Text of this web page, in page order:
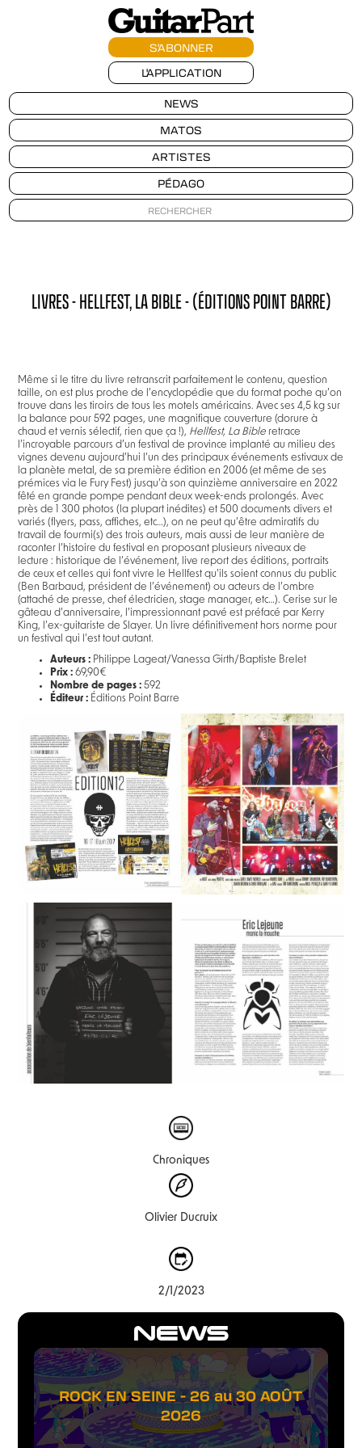
S'ABONNER
L'APPLICATION
NEWS
MATOS
ARTISTES
PÉDAGO
NEWS
ROCK EN SEINE - 26 au 30 AOÛT
2026
LIVRES - HELLFEST, LA BIBLE - (ÉDITIONS POINT BARRE)
Même si le titre du livre retranscrit parfaitement le contenu, question
taille, on est plus proche de l’encyclopédie que du format poche qu’on
trouve dans les tiroirs de tous les motels américains. Avec ses 4,5 kg sur
la balance pour 592 pages, une magnifique couverture (dorure à
chaud et vernis sélectif, rien que ça !), Hellfest, La Bible retrace
l’incroyable parcours d’un festival de province implanté au milieu des
vignes devenu aujourd’hui l’un des principaux événements estivaux de
la planète metal, de sa première édition en 2006 (et même de ses
prémices via le Fury Fest) jusqu’à son quinzième anniversaire en 2022
fêté en grande pompe pendant deux week-ends prolongés. Avec
près de 1 300 photos (la plupart inédites) et 500 documents divers et
variés (flyers, pass, affiches, etc…), on ne peut qu’être admiratifs du
travail de fourmi(s) des trois auteurs, mais aussi de leur manière de
raconter l’histoire du festival en proposant plusieurs niveaux de
lecture : historique de l’événement, live report des éditions, portraits
de ceux et celles qui font vivre le Hellfest qu’ils soient connus du public
(Ben Barbaud, président de l’événement) ou acteurs de l’ombre
(attaché de presse, chef électricien, stage manager, etc…). Cerise sur le
gâteau d’anniversaire, l’impressionnant pavé est préfacé par Kerry
King, l’ex-guitariste de Slayer. Un livre définitivement hors norme pour
un festival qui l’est tout autant.
Auteurs : Philippe Lageat/Vanessa Girth/Baptiste Brelet
Prix : 69,90€
Nombre de pages : 592
Éditeur : Éditions Point Barre
Chroniques
Olivier Ducruix
2/1/2023